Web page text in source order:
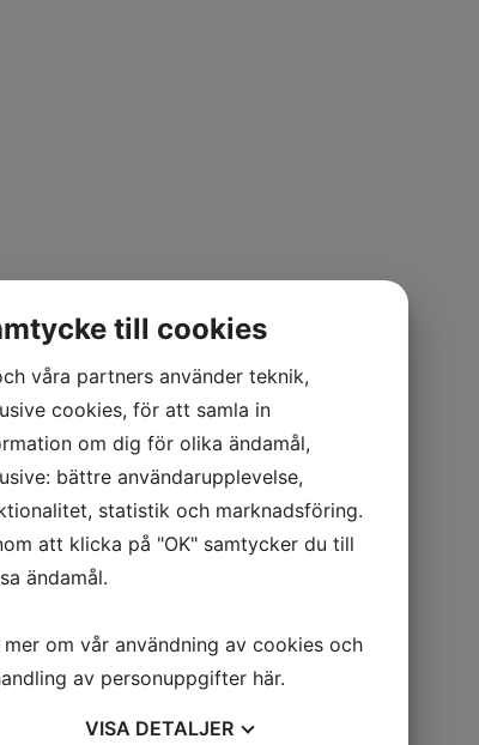
till cookies
våra partners använder teknik,
cookies, för att samla in
om dig för olika ändamål,
bättre användarupplevelse,
statistik och marknadsföring.
att klicka på "OK" samtycker du till
ändamål.
mer om vår användning av cookies och
av personuppgifter här.
VISA DETALJER